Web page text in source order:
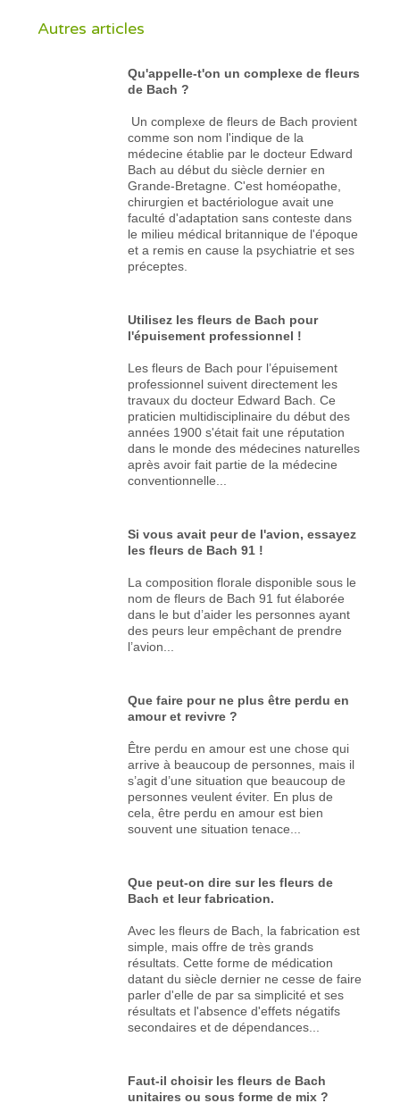
Autres articles
Qu'appelle-t'on un complexe de fleurs
de Bach ?
Un complexe de fleurs de Bach provient
comme son nom l'indique de la
médecine établie par le docteur Edward
Bach au début du siècle dernier en
Grande-Bretagne. C'est homéopathe,
chirurgien et bactériologue avait une
faculté d'adaptation sans conteste dans
le milieu médical britannique de l'époque
et a remis en cause la psychiatrie et ses
préceptes.
Utilisez les fleurs de Bach pour
l'épuisement professionnel !
Les fleurs de Bach pour l’épuisement
professionnel suivent directement les
travaux du docteur Edward Bach. Ce
praticien multidisciplinaire du début des
années 1900 s'était fait une réputation
dans le monde des médecines naturelles
après avoir fait partie de la médecine
conventionnelle...
Si vous avait peur de l'avion, essayez
les fleurs de Bach 91 !
La composition florale disponible sous le
nom de fleurs de Bach 91 fut élaborée
dans le but d’aider les personnes ayant
des peurs leur empêchant de prendre
l’avion...
Que faire pour ne plus être perdu en
amour et revivre ?
Être perdu en amour est une chose qui
arrive à beaucoup de personnes, mais il
s’agit d’une situation que beaucoup de
personnes veulent éviter. En plus de
cela, être perdu en amour est bien
souvent une situation tenace...
Que peut-on dire sur les fleurs de
Bach et leur fabrication.
Avec les fleurs de Bach, la fabrication est
simple, mais offre de très grands
résultats. Cette forme de médication
datant du siècle dernier ne cesse de faire
parler d'elle de par sa simplicité et ses
résultats et l'absence d'effets négatifs
secondaires et de dépendances...
Faut-il choisir les fleurs de Bach
unitaires ou sous forme de mix ?